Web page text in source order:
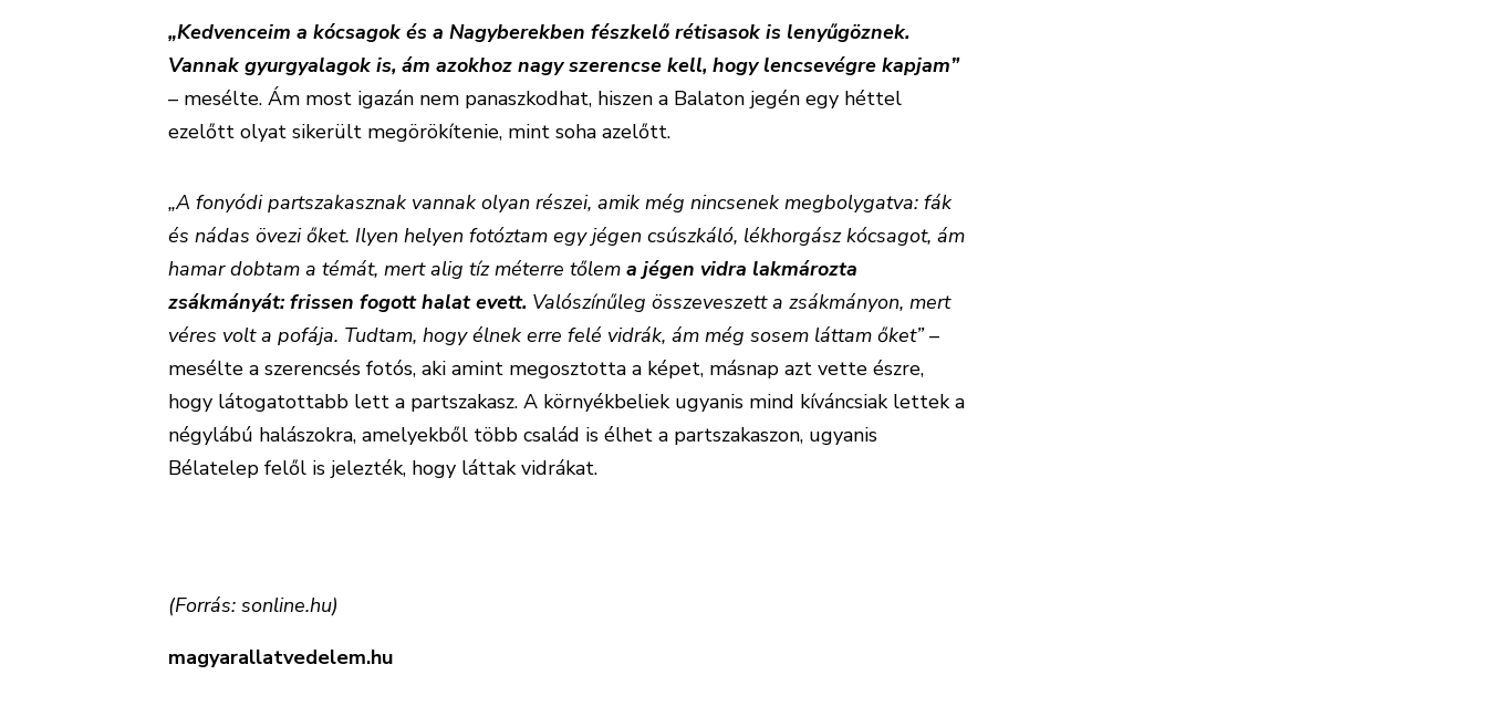
„Kedvenceim a kócsagok és a Nagyberekben fészkelő réti­sasok is lenyűgöznek.
Vannak gyurgyalagok is, ám azokhoz nagy szerencse kell, hogy lencsevégre kapjam”
– mesélte. Ám most igazán nem panaszkodhat, hiszen a Balaton jegén egy héttel
ezelőtt olyat sikerült megörökítenie, mint soha azelőtt.
„A fonyódi partszakasznak vannak olyan részei, amik még nincsenek megbolygatva: fák
és nádas övezi őket. Ilyen helyen fotóztam egy jégen csúszkáló, lékhorgász kócsagot, ám
hamar dobtam a témát, mert alig tíz méterre tőlem a jégen vidra lakmározta
zsákmányát: frissen fogott halat evett. Valószínűleg összeveszett a zsákmányon, mert
véres volt a pofája. Tudtam, hogy élnek erre felé vidrák, ám még sosem láttam őket”–
mesélte a szerencsés fotós, aki amint megosztotta a képet, másnap azt vette észre,
hogy látogatottabb lett a partszakasz. A környékbeliek ugyanis mind kíváncsiak lettek a
négylábú halászokra, amelyekből több család is élhet a partszakaszon, ugyanis
Bélatelep felől is jelezték, hogy láttak vidrákat.
(Forrás: sonline.hu)
magyarallatvedelem.hu